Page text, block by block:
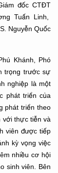
đốc CTĐT
Tuấn Linh,
Nguyễn Quốc
Khánh, Phó
trọng trước sự
nghiệp là một
phát triển của
phát triển theo
với thực tiễn và
viên được tiếp
kỳ vọng việc
nhiều cơ hội
sinh viên. Bên